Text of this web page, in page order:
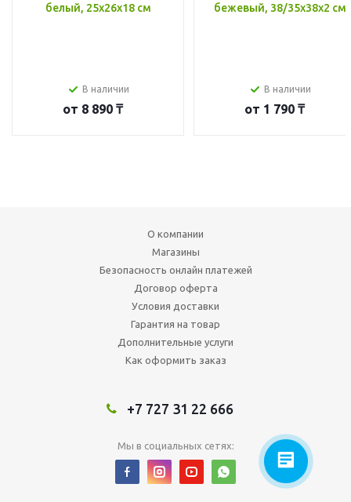
белый, 25x26x18 см
В наличии
от 8 890 ₸
бежевый, 38/35x38x2 см
В наличии
от 1 790 ₸
О компании
Магазины
Безопасность онлайн платежей
Договор оферта
Условия доставки
Гарантия на товар
Дополнительные услуги
Как оформить заказ
+7 727 31 22 666
Мы в социальных сетях: